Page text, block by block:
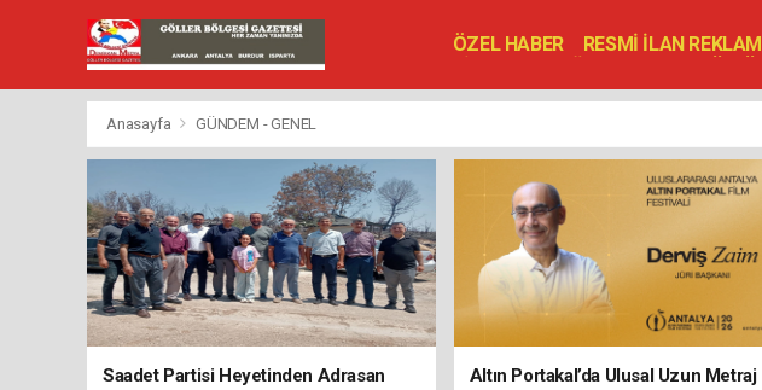
ÖZEL HABER RESMİ İLAN
VEFAT EDENLER
TOPLANTI -
Anasayfa GÜNDEM - GENEL
Saadet Partisi Heyetinden Adrasan
Altın Portakal’da Ulusal Uzun Metraj